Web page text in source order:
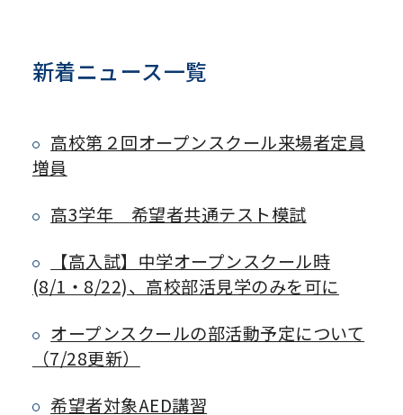
新着ニュース一覧
高校第２回オープンスクール来場者定員
増員
高3学年 希望者共通テスト模試
【高入試】中学オープンスクール時
(8/1・8/22)、高校部活見学のみを可に
オープンスクールの部活動予定について
（7/28更新）
希望者対象AED講習